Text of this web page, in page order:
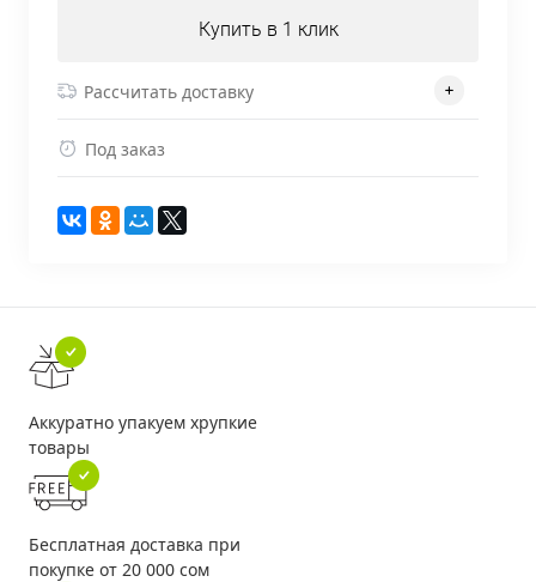
Купить в 1 клик
Рассчитать доставку
Под заказ
Аккуратно упакуем хрупкие
товары
Бесплатная доставка при
покупке от 20 000 сом